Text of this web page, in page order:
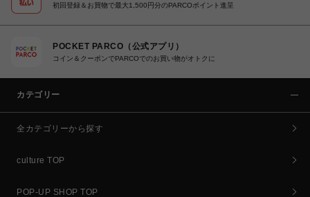
初回登録＆お買物で最大1,500円分のPARCOポイント進呈
POCKET PARCO（公式アプリ）
コイン＆クーポンでPARCOでのお買い物がオトクに
カテゴリー
全カテゴリーから探す
culture TOP
POP-UP SHOP TOP